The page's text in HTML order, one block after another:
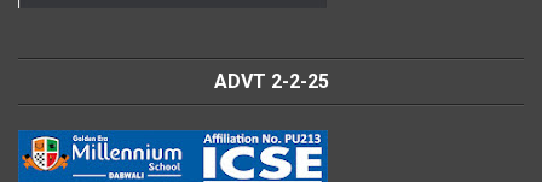
ADVT 2-2-25